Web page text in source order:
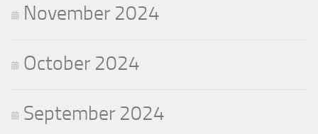
November 2024
October 2024
September 2024